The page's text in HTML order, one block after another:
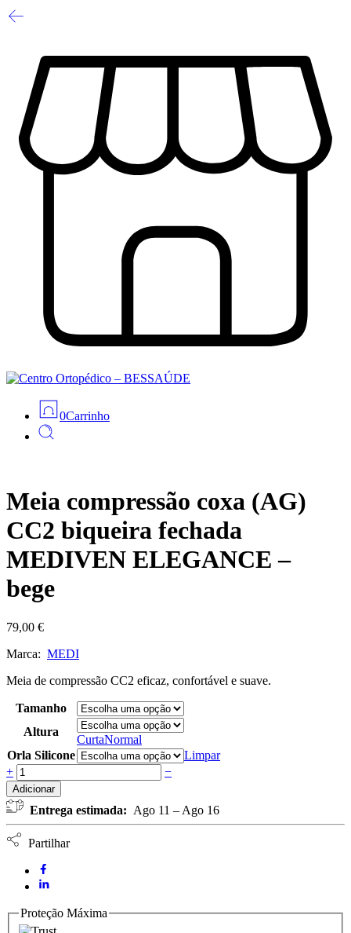
0Carrinho
Meia compressão coxa (AG)
CC2 biqueira fechada
MEDIVEN ELEGANCE –
bege
79,00 €
Marca: MEDI
Meia de compressão CC2 eficaz, confortável e suave.
Tamanho
Altura
CurtaNormal
Orla Silicone
Limpar
Meia
compressão
coxa
(AG)
CC2
biqueira
MEDIVEN
ELEGANCE
bege
quantidade
+ −
Adicionar
Entrega estimada: Ago 11 – Ago 16
Partilhar
Proteção Máxima